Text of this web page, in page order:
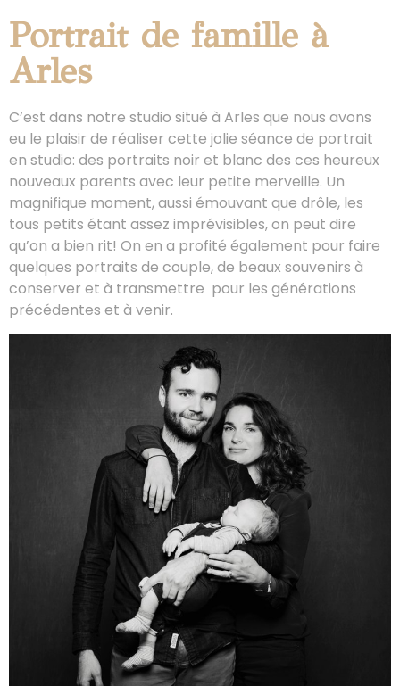
Portrait de famille à
Arles
C’est dans notre studio situé à Arles que nous avons
eu le plaisir de réaliser cette jolie séance de portrait
en studio: des portraits noir et blanc des ces heureux
nouveaux parents avec leur petite merveille. Un
magnifique moment, aussi émouvant que drôle, les
tous petits étant assez imprévisibles, on peut dire
qu’on a bien rit! On en a profité également pour faire
quelques portraits de couple, de beaux souvenirs à
conserver et à transmettre pour les générations
précédentes et à venir.